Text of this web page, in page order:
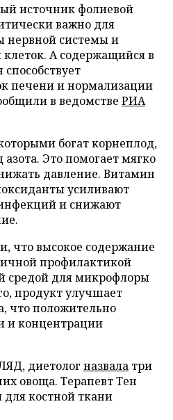
источник фолиевой
важно для
нервной системы и
клеток. А содержащийся в
печени и нормализации
в ведомстве РИА
богат корнеплод,
азота. Это помогает мягко
давление. Витамин
усиливают
и снижают
что высокое содержание
профилактикой
средой для микрофлоры
продукт улучшает
что положительно
и концентрации
диетолог назвала три
овоща. Терапевт Тен
для костной ткани